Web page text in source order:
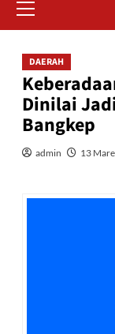
Menu
DAERAH
Dinilai
Bangkep
admin 13